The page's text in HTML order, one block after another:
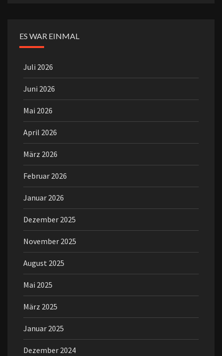
ES WAR EINMAL
Juli 2026
Juni 2026
Mai 2026
April 2026
März 2026
Februar 2026
Januar 2026
Dezember 2025
November 2025
August 2025
Mai 2025
März 2025
Januar 2025
Dezember 2024